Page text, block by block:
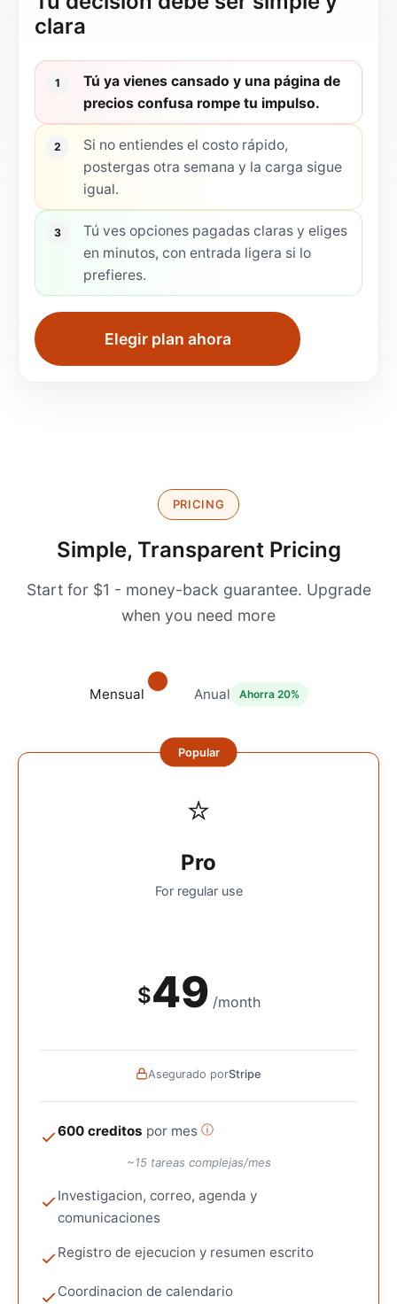
clara
1
Tú ya vienes cansado y una página de
precios confusa rompe tu impulso.
2
Si no entiendes el costo rápido,
postergas otra semana y la carga sigue
igual.
3
Tú ves opciones pagadas claras y eliges
en minutos, con entrada ligera si lo
prefieres.
Elegir plan ahora
PRICING
Simple, Transparent Pricing
Start for $1 - money-back guarantee. Upgrade
when you need more
Mensual Anual Ahorra 20%
Popular
⭐
Pro
For regular use
$49 /month
Asegurado porStripe
600 creditos por mes ⓘ
~15 tareas complejas/mes
Investigacion, correo, agenda y
comunicaciones
Registro de ejecucion y resumen escrito
Coordinacion de calendario